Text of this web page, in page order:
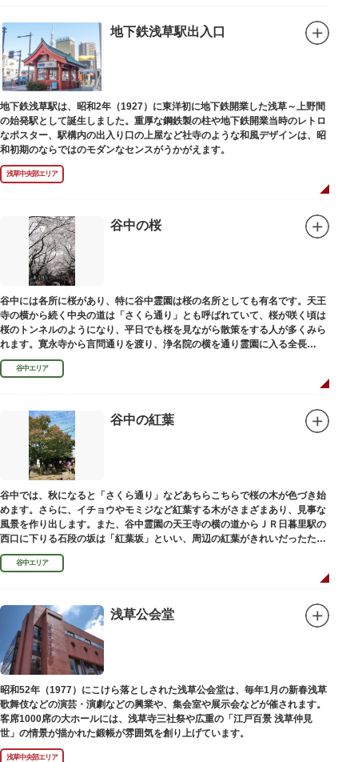
地下鉄浅草駅出入口
地下鉄浅草駅は、昭和2年（1927）に東洋初に地下鉄開業した浅草～上野間
の始発駅として誕生しました。重厚な鋼鉄製の柱や地下鉄開業当時のレトロ
なポスター、駅構内の出入り口の上屋など社寺のような和風デザインは、昭
和初期のならではのモダンなセンスがうかがえます。
浅草中央部エリア
谷中の桜
谷中には各所に桜があり、特に谷中霊園は桜の名所としても有名です。天王
寺の横から続く中央の道は「さくら通り」とも呼ばれていて、桜が咲く頃は
桜のトンネルのようになり、平日でも桜を見ながら散策をする人が多くみら
れます。寛永寺から言問通りを渡り、浄名院の横を通り霊園に入る全長
100mの桜並木や、霊園内に点在する大木なども見事です。
谷中エリア
谷中の紅葉
谷中では、秋になると「さくら通り」などあちらこちらで桜の木が色づき始
めます。さらに、イチョウやモミジなど紅葉する木がさまざまあり、見事な
風景を作り出します。また、谷中霊園の天王寺の横の道からＪＲ日暮里駅の
西口に下りる石段の坂は「紅葉坂」といい、周辺の紅葉がきれいだったため
このように命名されたという説があります。
谷中エリア
浅草公会堂
昭和52年（1977）にこけら落としされた浅草公会堂は、毎年1月の新春浅草
歌舞伎などの演芸・演劇などの興業や、集会室や展示会などが催されます。
客席1000席の大ホールには、浅草寺三社祭や広重の「江戸百景 浅草仲見
世」の情景が描かれた鍛帳が雰囲気を創り上げています。
浅草中央部エリア